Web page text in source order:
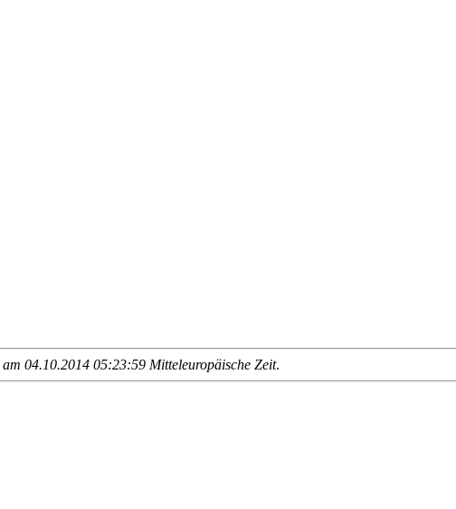
am 04.10.2014 05:23:59 Mitteleuropäische Zeit.